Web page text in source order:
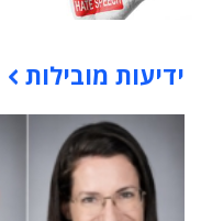
תוכן פרסומי
ידיעות מובילות